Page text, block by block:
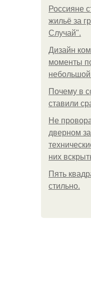
Россияне
жильё за
Случай".
Дизайн
моменты
Почему в
ставили
Не
дверном
них
Пять
стильнo.